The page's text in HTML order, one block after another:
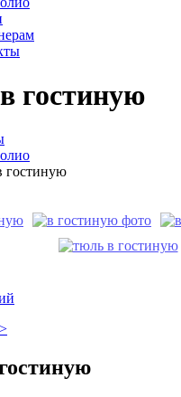
гостиную
гостиную